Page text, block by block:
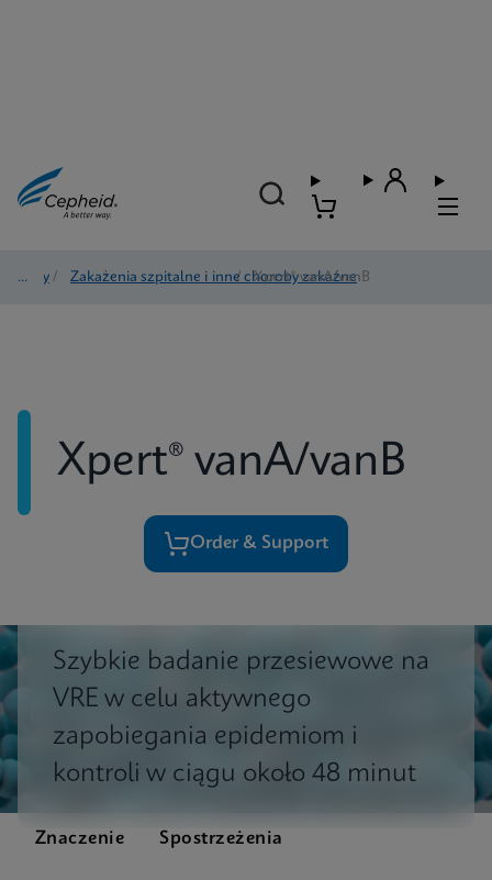
Testy / Zakażenia szpitalne i inne choroby zakaźne
/ Xpert® vanA/vanB
Xpert® vanA/vanB
Order & Support
Szybkie badanie przesiewowe na
VRE w celu aktywnego
zapobiegania epidemiom i
kontroli w ciągu około 48 minut
Znaczenie Spostrzeżenia